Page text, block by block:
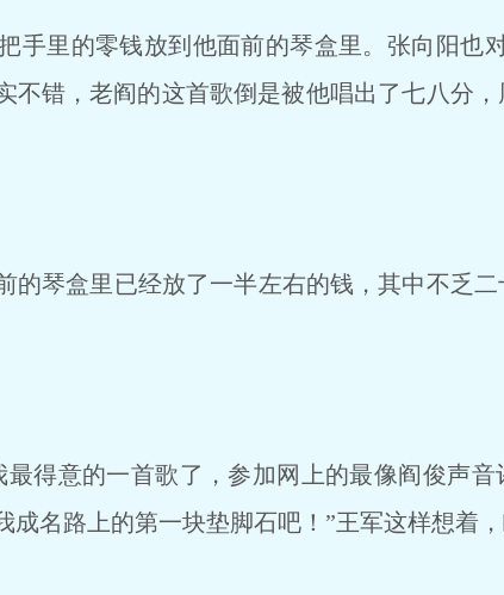
手里的零钱放到他面前的琴盒里。张向阳也
不错，老阎的这首歌倒是被他唱出了七八分，
琴盒里已经放了一半左右的钱，其中不乏
得意的一首歌了，参加网上的最像阎俊声音
名路上的第一块垫脚石吧！”王军这样想着，